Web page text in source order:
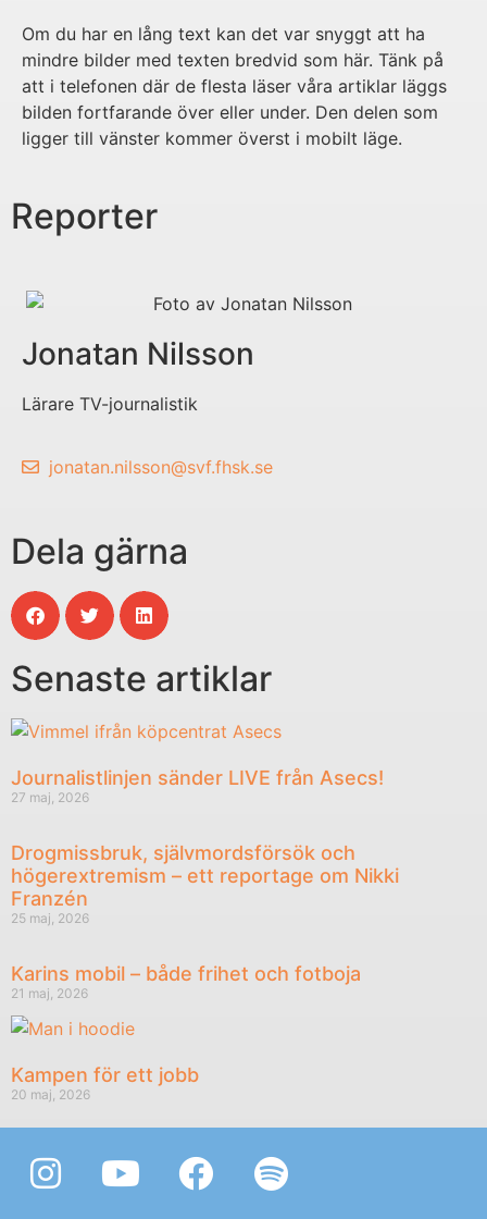
Om du har en lång text kan det var snyggt att ha
mindre bilder med texten bredvid som här. Tänk på
att i telefonen där de flesta läser våra artiklar läggs
bilden fortfarande över eller under. Den delen som
ligger till vänster kommer överst i mobilt läge.
Reporter
Jonatan Nilsson
Lärare TV-journalistik
jonatan.nilsson@svf.fhsk.se
Dela gärna
Senaste artiklar
Journalistlinjen sänder LIVE från Asecs!
27 maj, 2026
Drogmissbruk, självmordsförsök och
högerextremism – ett reportage om Nikki
Franzén
25 maj, 2026
Karins mobil – både frihet och fotboja
21 maj, 2026
Kampen för ett jobb
20 maj, 2026